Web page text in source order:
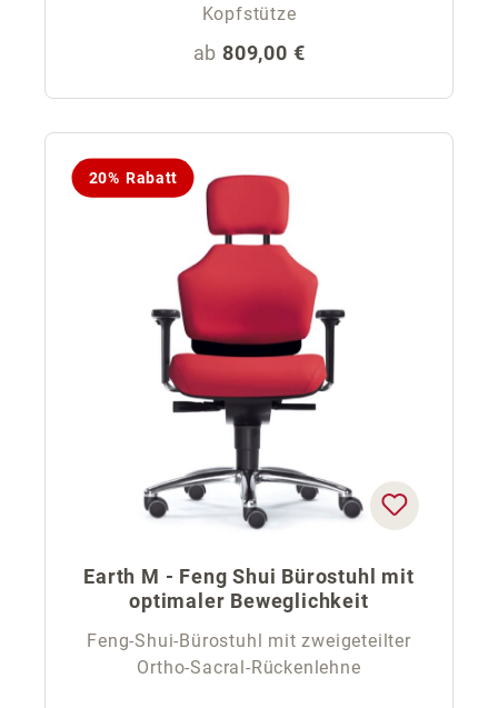
Kopfstütze
Regulärer Preis:
ab 809,00 €
20% Rabatt
Earth M - Feng Shui Bürostuhl mit
optimaler Beweglichkeit
Feng-Shui-Bürostuhl mit zweigeteilter
Ortho-Sacral-Rückenlehne